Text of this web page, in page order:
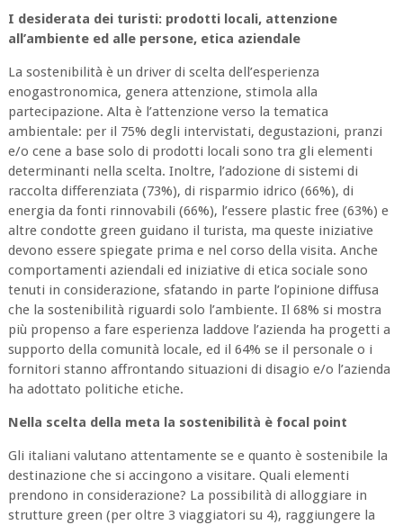
I desiderata dei turisti: prodotti locali, attenzione
all’ambiente ed alle persone, etica aziendale
La sostenibilità è un driver di scelta dell’esperienza
enogastronomica, genera attenzione, stimola alla
partecipazione. Alta è l’attenzione verso la tematica
ambientale: per il 75% degli intervistati, degustazioni, pranzi
e/o cene a base solo di prodotti locali sono tra gli elementi
determinanti nella scelta. Inoltre, l’adozione di sistemi di
raccolta differenziata (73%), di risparmio idrico (66%), di
energia da fonti rinnovabili (66%), l’essere plastic free (63%) e
altre condotte green guidano il turista, ma queste iniziative
devono essere spiegate prima e nel corso della visita. Anche
comportamenti aziendali ed iniziative di etica sociale sono
tenuti in considerazione, sfatando in parte l’opinione diffusa
che la sostenibilità riguardi solo l’ambiente. Il 68% si mostra
più propenso a fare esperienza laddove l’azienda ha progetti a
supporto della comunità locale, ed il 64% se il personale o i
fornitori stanno affrontando situazioni di disagio e/o l’azienda
ha adottato politiche etiche.
Nella scelta della meta la sostenibilità è focal point
Gli italiani valutano attentamente se e quanto è sostenibile la
destinazione che si accingono a visitare. Quali elementi
prendono in considerazione? La possibilità di alloggiare in
strutture green (per oltre 3 viaggiatori su 4), raggiungere la